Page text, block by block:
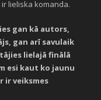
lieliska komanda.
gan kā autors,
gan arī savulaik
lielajā finālā
esi kaut ko jaunu
ir veiksmes